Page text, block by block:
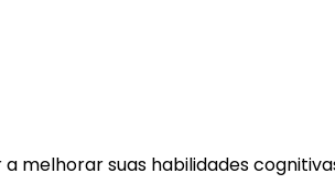
melhorar suas habilidades